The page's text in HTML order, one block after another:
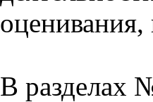
оценивания,
В разделах